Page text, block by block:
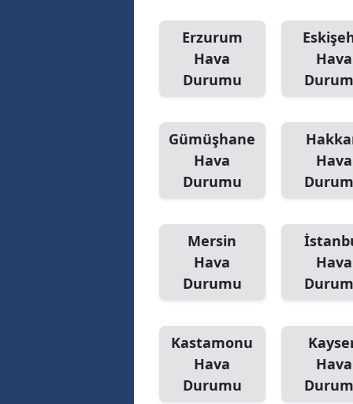
Erzurum
Hava
Durumu
Hava
Gümüşhane
Hava
Durumu
Hava
Mersin
Hava
Durumu
Hava
Kastamonu
Hava
Durumu
Hava